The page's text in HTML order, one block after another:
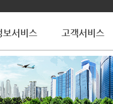
보서비스 고객서비스